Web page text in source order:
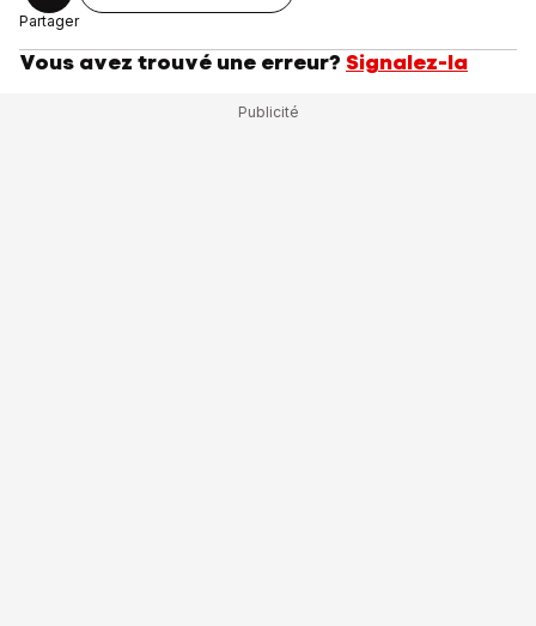
Partager
Vous avez trouvé une erreur? Signalez-la